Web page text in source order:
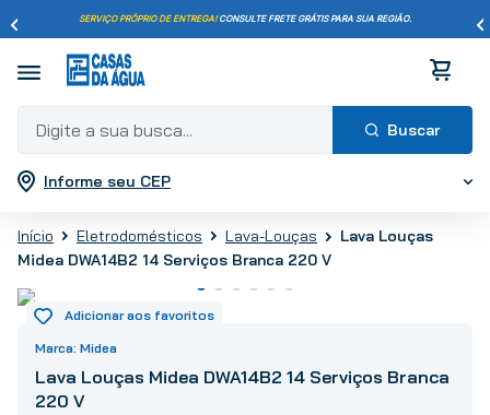
SERVIÇO PRÓPRIO DE ENTREGA!CONSULTE FRETE GRÁTIS PARA SUA REGIÃO.
Digite a sua busca...
Informe seu CEP
Eletrodomésticos Lava-Louças
Lava Louças
Midea DWA14B2 14 Serviços Branca 220 V
Midea
Lava Louças Midea DWA14B2 14 Serviços Branca
220 V
Termos mais buscados
porcelanato
4
º
revestimento
5º
vaso sanitário
6º
torneira
7º
chuveiro